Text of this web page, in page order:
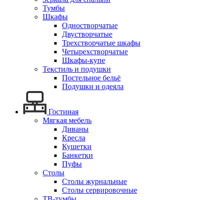
Тумбы
Шкафы
Одностворчатые
Двустворчатые
Трехстворчатые шкафы
Четырехстворчатые
Шкафы-купе
Текстиль и подушки
Постельное бельё
Подушки и одеяла
Гостиная
Мягкая мебель
Диваны
Кресла
Кушетки
Банкетки
Пуфы
Столы
Столы журнальные
Столы сервировочные